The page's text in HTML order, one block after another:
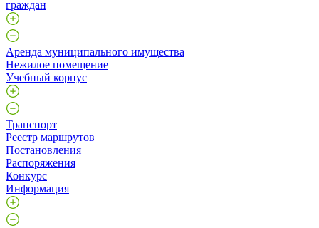
граждан
Аренда муниципального имущества
Нежилое помещение
Учебный корпус
Транспорт
Реестр маршрутов
Постановления
Распоряжения
Конкурс
Информация